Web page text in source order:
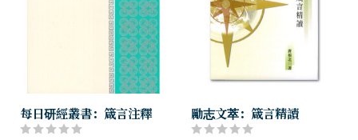
每日研經叢書：箴言注釋 勵志文萃：箴言精讀